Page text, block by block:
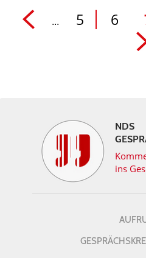
... 5 6
NDS
ins